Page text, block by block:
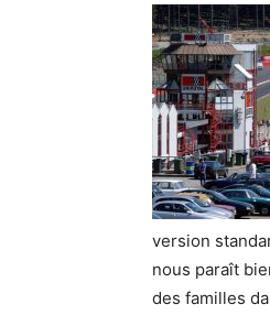
version
nous paraît
des familles